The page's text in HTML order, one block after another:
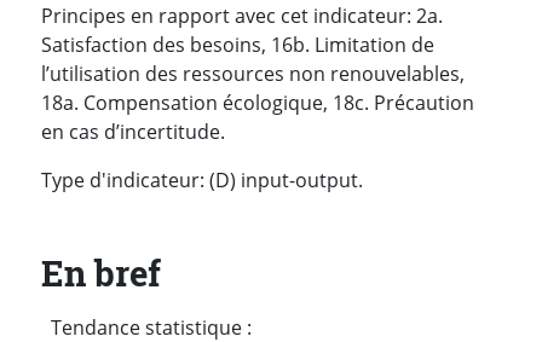
Principes en rapport avec cet indicateur: 2a.
Satisfaction des besoins, 16b. Limitation de
l’utilisation des ressources non renouvelables,
18a. Compensation écologique, 18c. Précaution
en cas d’incertitude.
Type d'indicateur: (D) input-output.
En bref
Tendance statistique :